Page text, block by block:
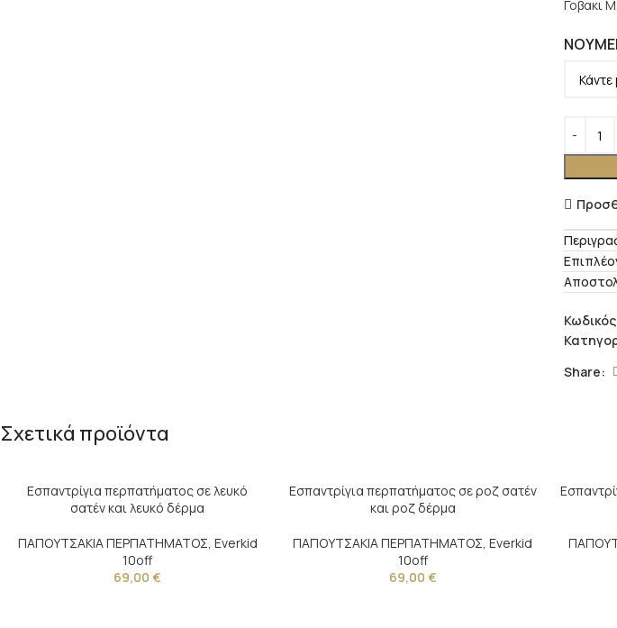
Γοβακι
Share:
Σχετικά προϊόντα
Εσπαντρίγια περπατήματος σε λευκό
σατέν και λευκό δέρμα
ΠΑΠΟΥΤΣΑΚΙΑ ΠΕΡΠΑΤΗΜΑΤΟΣ, Everkid
10off
69,00 €
Εσπαντρίγια περπατήματος σε ροζ σατέν
και ροζ δέρμα
ΠΑΠΟΥΤΣΑΚΙΑ ΠΕΡΠΑΤΗΜΑΤΟΣ,Everkid
10off
69,00 €